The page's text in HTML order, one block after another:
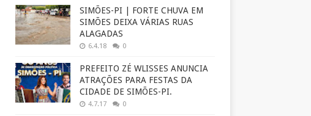
SIMÕES-PI | FORTE CHUVA EM
SIMÕES DEIXA VÁRIAS RUAS
ALAGADAS
6.4.18 0
PREFEITO ZÉ WLISSES ANUNCIA
ATRAÇÕES PARA FESTAS DA
CIDADE DE SIMÕES-PI.
4.7.17 0